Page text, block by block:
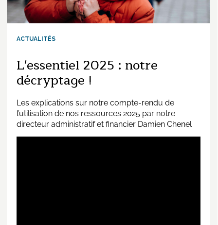
ACTUALITÉS
L'essentiel 2025 : notre
décryptage !
Les explications sur notre compte-rendu de
l’utilisation de nos ressources 2025 par notre
directeur administratif et financier Damien Chenel